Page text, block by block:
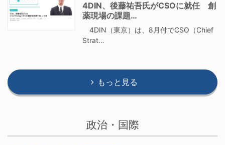
4DIN、後藤祐吾氏がCSOに就任 創
薬現場の課題…
4DIN（東京）は、8月付でCSO（Chief
Strat…
もっと見る
政治・国際